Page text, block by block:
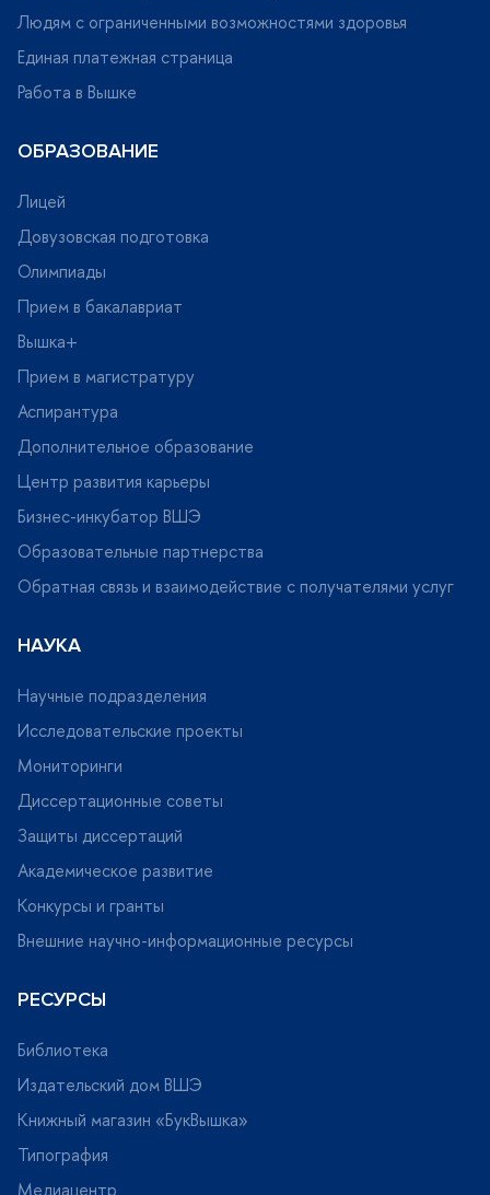
Людям с ограниченными возможностями здоровья
Единая платежная страница
Работа в Вышке
ОБРАЗОВАНИЕ
Лицей
Довузовская подготовка
Олимпиады
Прием в бакалавриат
ышка+
Прием в магистратуру
Аспирантура
Дополнительное образование
Центр развития карьеры
Бизнес-инкубатор ВШЭ
Образовательные партнерства
Обратная связь и взаимодействие с получателями услу
НАУКА
Научные подразделения
Исследовательские проекты
Мониторинги
Диссертационные советы
Защиты диссертаций
Академическое развитие
Конкурсы и гранты
нешние научно-информационные ресурсы
РЕСУРСЫ
Библиотека
Издательский дом ВШЭ
Книжный магазин «БукВышка»
Типография
Медиацентр